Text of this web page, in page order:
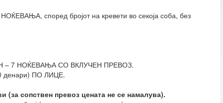
според бројот на кревети во секоја соба, без
7 НОЌЕВАЊА СО ВКЛУЧЕН ПРЕВОЗ.
денари) ПО ЛИЦЕ.
(за сопствен превоз цената не се намалува).